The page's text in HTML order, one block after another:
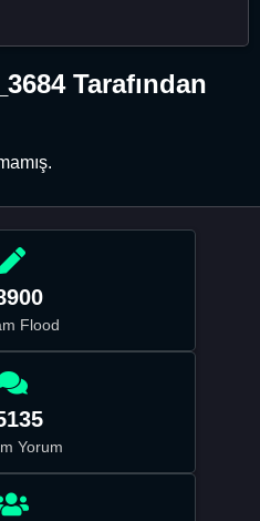
Tarafından
Flood
Yorum